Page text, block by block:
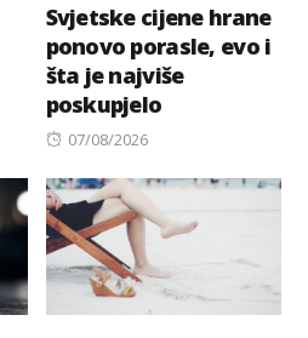
Svjetske cijene hrane
ponovo porasle, evo i
šta je najviše
poskupjelo
Posted
07/08/2026